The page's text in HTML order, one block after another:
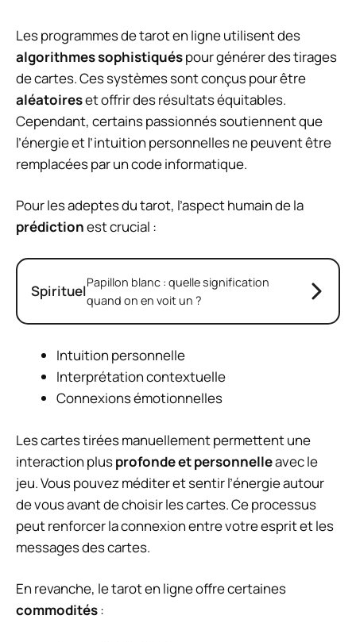
Les programmes de tarot en ligne utilisent des
algorithmes sophistiquéspour générer des tirages
de cartes. Ces systèmes sont conçus pour être
aléatoireset offrir des résultats équitables.
Cependant, certains passionnés soutiennent que
l’énergie et l’intuition personnelles ne peuvent être
remplacées par un code informatique.
Pour les adeptes du tarot, l’aspect humain de la
prédictionest crucial :
SpirituelPapillon blanc : quelle signification
quand on en voit un ?
Intuition personnelle
Interprétation contextuelle
Connexions émotionnelles
Les cartes tirées manuellement permettent une
interaction plusprofonde et personnelleavec le
jeu. Vous pouvez méditer et sentir l’énergie autour
de vous avant de choisir les cartes. Ce processus
peut renforcer la connexion entre votre esprit et les
messages des cartes.
En revanche, le tarot en ligne offre certaines
commodités: